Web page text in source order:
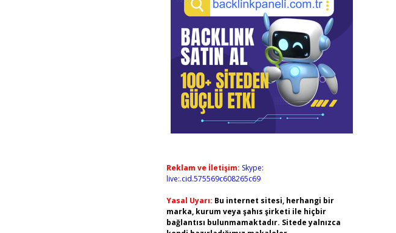
Reklam ve İletişim: Skype:
live:.cid.575569c608265c69
Yasal Uyarı: Bu internet sitesi, herhangi bir
marka, kurum veya şahıs şirketi ile hiçbir
bağlantısı bulunmamaktadır. Sitede yalnızca